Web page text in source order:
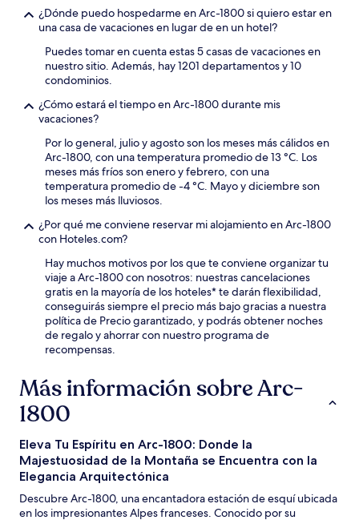
¿Dónde puedo hospedarme en Arc-1800 si quiero estar en
una casa de vacaciones en lugar de en un hotel?
Puedes tomar en cuenta estas 5 casas de vacaciones en
nuestro sitio. Además, hay 1201 departamentos y 10
condominios.
¿Cómo estará el tiempo en Arc-1800 durante mis
vacaciones?
Por lo general, julio y agosto son los meses más cálidos en
Arc-1800, con una temperatura promedio de 13 °C. Los
meses más fríos son enero y febrero, con una
temperatura promedio de -4 °C. Mayo y diciembre son
los meses más lluviosos.
¿Por qué me conviene reservar mi alojamiento en Arc-1800
con Hoteles.com?
Hay muchos motivos por los que te conviene organizar tu
viaje a Arc-1800 con nosotros: nuestras cancelaciones
gratis en la mayoría de los hoteles* te darán flexibilidad,
conseguirás siempre el precio más bajo gracias a nuestra
política de Precio garantizado, y podrás obtener noches
de regalo y ahorrar con nuestro programa de
recompensas.
Más información sobre Arc-
1800
Eleva Tu Espíritu en Arc-1800: Donde la
Majestuosidad de la Montaña se Encuentra con la
Elegancia Arquitectónica
Descubre Arc-1800, una encantadora estación de esquí ubicada
en los impresionantes Alpes franceses. Conocido por su